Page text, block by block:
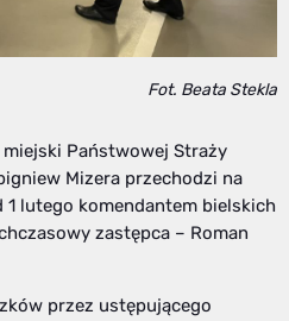
Fot. Beata Stekla
Państwowej Straży
Mizera przechodzi na
lutego komendantem bielskich
zastępca – Roman
przez ustępującego